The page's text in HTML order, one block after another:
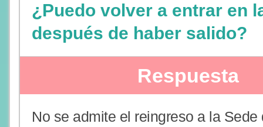
¿Puedo volver a entrar en
después de haber salido?
Respuesta
No se admite el reingreso a la Sede